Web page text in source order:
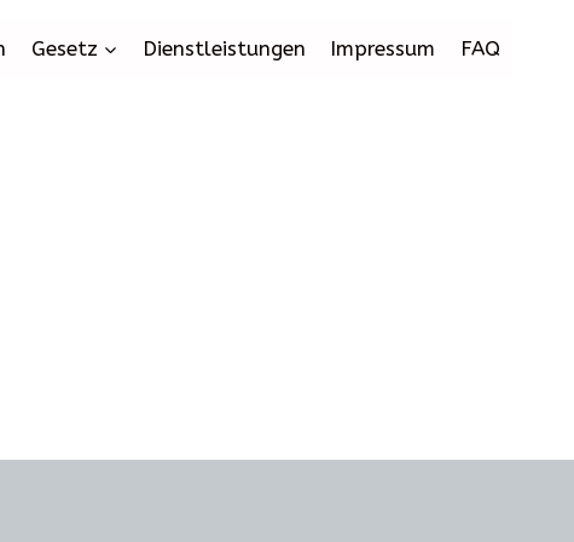
Gesetz Dienstleistungen Impressum FAQ